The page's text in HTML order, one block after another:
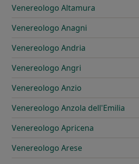
Venereologo Altamura
Venereologo Anagni
Venereologo Andria
Venereologo Angri
Venereologo Anzio
Venereologo Anzola dell'Emilia
Venereologo Apricena
Venereologo Arese